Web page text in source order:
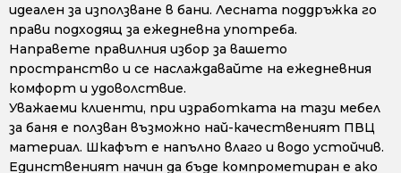
идеален за използване в бани. Лесната поддръжка го
прави подходящ за ежедневна употреба.
Направете правилния избор за вашето
пространство и се наслаждавайте на ежедневния
комфорт и удоволствие.
Уважаеми клиенти, при изработката на тази мебел
за баня е ползван възможно най-качественият ПВЦ
материал. Шкафът е напълно влаго и водо устойчив.
Единственият начин да бъде компрометиран е ако